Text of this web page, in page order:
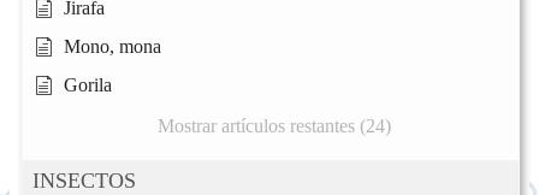
Jirafa
Mono, mona
Gorila
Mostrar artículos restantes (24)
INSECTOS